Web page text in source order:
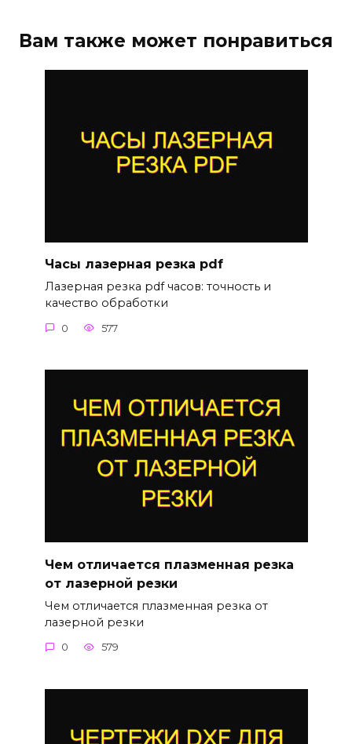
Вам также может понравиться
Часы лазерная резка pdf
Лазерная резка pdf часов: точность и
качество обработки
0 577
Чем отличается плазменная резка
от лазерной резки
Чем отличается плазменная резка от
лазерной резки
0 579